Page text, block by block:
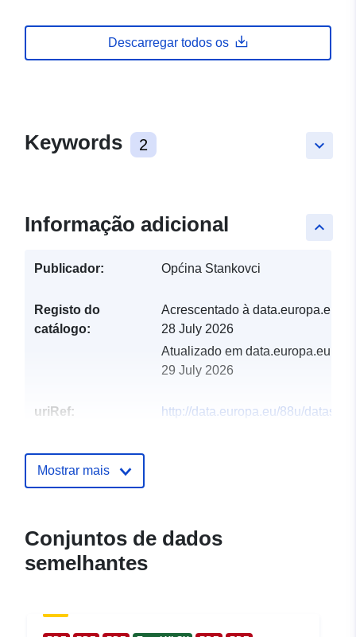
Descarregar todos os
keyboard_arrow_down
Keywords 2
keyboard_arrow_up
Informação adicional
Publicador: Općina Stankovci
Registo do
catálogo:
Acrescentado à data.europa.eu:
28 July 2026
Atualizado em data.europa.eu:
29 July 2026
uriRef:
http://data.europa.eu/88u/dataset/
Mostrar mais
Conjuntos de dados
semelhantes